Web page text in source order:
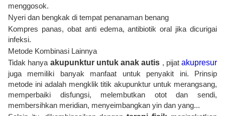
menggosok.
Nyeri dan bengkak di tempat penanaman benang
Kompres panas, obat anti edema, antibiotik oral jika dicurigai
infeksi.
Metode Kombinasi Lainnya
Tidak hanya akupunktur untuk anakautis , pijat akupresur
juga memiliki banyak manfaat untuk penyakit ini. Prinsip
metode ini adalah mengklik titik akupunktur untuk merangsang,
memperbaiki disfungsi, melembutkan otot dan sendi,
membersihkan meridian, menyeimbangkan yin dan yang...